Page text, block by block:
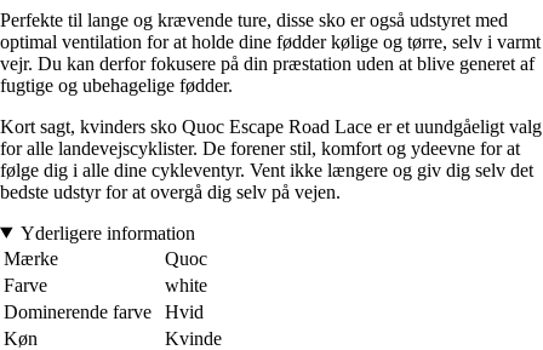
Perfekte til lange og krævende ture, disse sko er også udstyret med
optimal ventilation for at holde dine fødder kølige og tørre, selv i varmt
vejr. Du kan derfor fokusere på din præstation uden at blive generet af
fugtige og ubehagelige fødder.
Kort sagt, kvinders sko Quoc Escape Road Lace er et uundgåeligt valg
for alle landevejscyklister. De forener stil, komfort og ydeevne for at
følge dig i alle dine cykleventyr. Vent ikke længere og giv dig selv det
bedste udstyr for at overgå dig selv på vejen.
Yderligere information
Mærke
Quoc
Farve
white
Dominerende farve
Hvid
Køn
Kvinde